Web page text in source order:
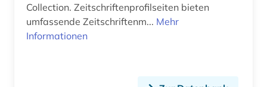
armut (2)
Tschechische Republik (5)
Collection. Zeitschriftenprofilseiten bieten
umfassende Zeitschriftenm... Mehr
Informationen